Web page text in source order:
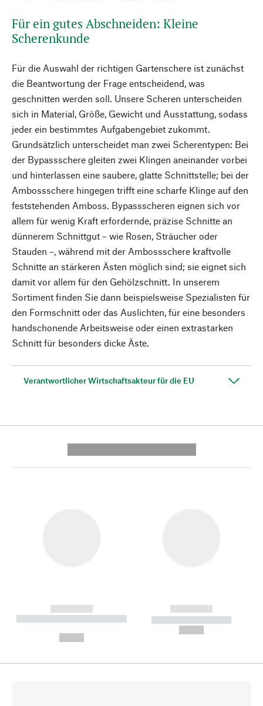
Für ein gutes Abschneiden: Kleine
Scherenkunde
Für die Auswahl der richtigen Gartenschere ist zunächst
die Beantwortung der Frage entscheidend, was
geschnitten werden soll. Unsere Scheren unterscheiden
sich in Material, Größe, Gewicht und Ausstattung, sodass
jeder ein bestimmtes Aufgabengebiet zukommt.
Grundsätzlich unterscheidet man zwei Scherentypen: Bei
der Bypassschere gleiten zwei Klingen aneinander vorbei
und hinterlassen eine saubere, glatte Schnittstelle; bei der
Ambossschere hingegen trifft eine scharfe Klinge auf den
feststehenden Amboss. Bypassscheren eignen sich vor
allem für wenig Kraft erfordernde, präzise Schnitte an
dünnerem Schnittgut – wie Rosen, Sträucher oder
Stauden –, während mit der Ambossschere kraftvolle
Schnitte an stärkeren Ästen möglich sind; sie eignet sich
damit vor allem für den Gehölzschnitt. In unserem
Sortiment finden Sie dann beispielsweise Spezialisten für
den Formschnitt oder das Auslichten, für eine besonders
handschonende Arbeitsweise oder einen extrastarken
Schnitt für besonders dicke Äste.
Verantwortlicher Wirtschaftsakteur für die EU
------------
----------- ----------- --------
------------
----------- -----------